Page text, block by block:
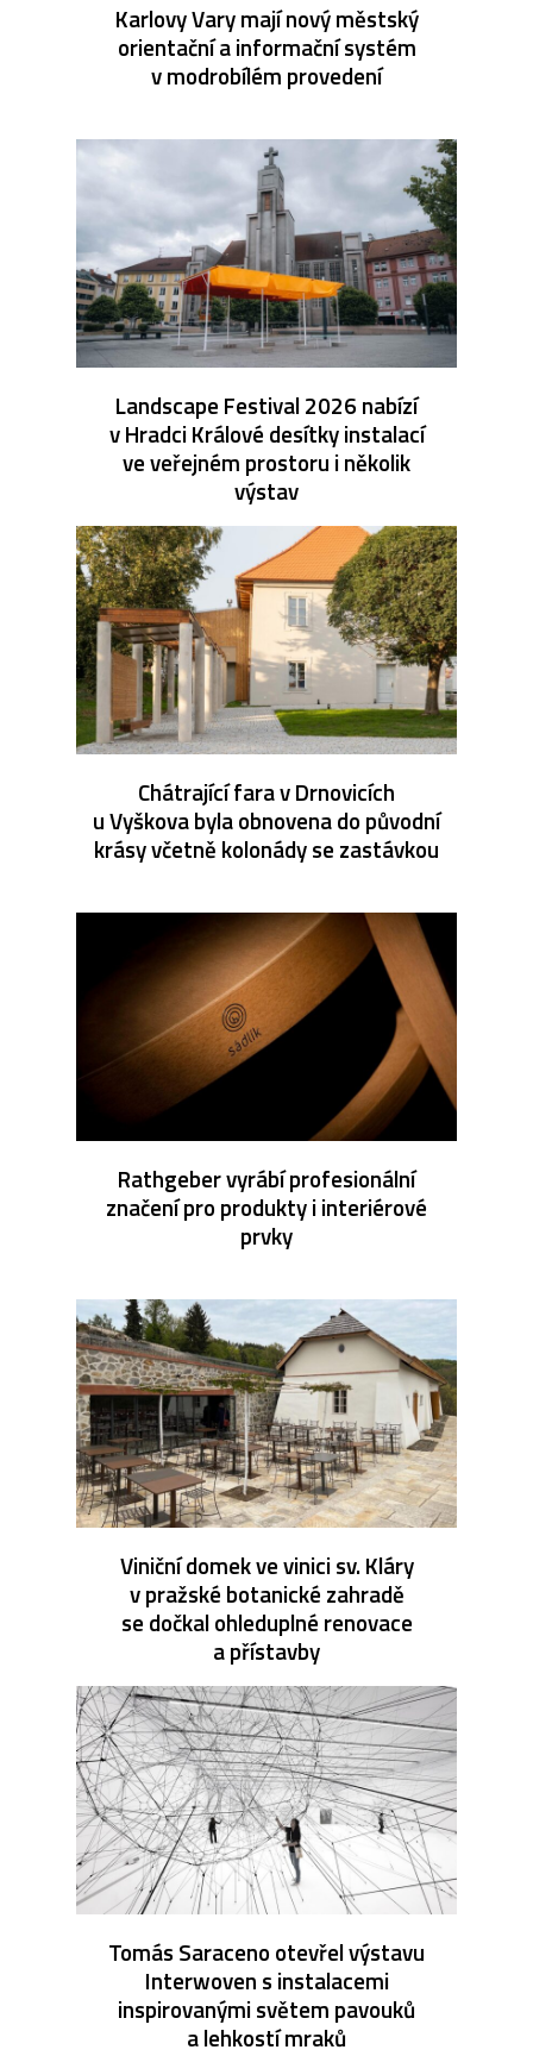
Karlovy Vary mají nový městský
orientační a informační systém
v modrobílém provedení
Landscape Festival 2026 nabízí
v Hradci Králové desítky instalací
ve veřejném prostoru i několik
výstav
Chátrající fara v Drnovicích
u Vyškova byla obnovena do původní
krásy včetně kolonády se zastávkou
Rathgeber vyrábí profesionální
značení pro produkty i interiérové
prvky
Viniční domek ve vinici sv. Kláry
v pražské botanické zahradě
se dočkal ohleduplné renovace
a přístavby
Tomás Saraceno otevřel výstavu
Interwoven s instalacemi
inspirovanými světem pavouků
a lehkostí mraků